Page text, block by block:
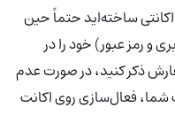
ساخته‌اید حتماً حین
و رمز عبور) خود را در
ذکر کنید، در صورت عدم
شما، فعال‌سازی روی اکانت